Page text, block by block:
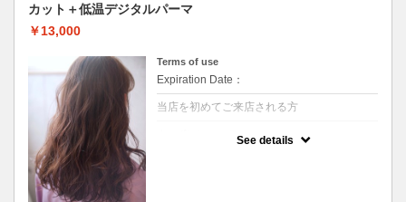
カット＋低温デジタルパーマ
￥13,000
Terms of use
Expiration Date：
当店を初めてご来店される方
See details